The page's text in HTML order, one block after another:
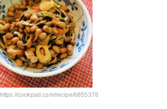
https://cookpad.com/recipe/6855378